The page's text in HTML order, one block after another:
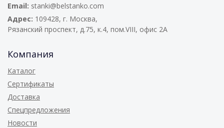
Email: stanki@belstanko.com
Адрес: 109428, г. Москва,
Рязанский проспект, д.75, к.4, пом.VIII, офис 2А
Компания
Каталог
Сертификаты
Доставка
Спецпредложения
Новости